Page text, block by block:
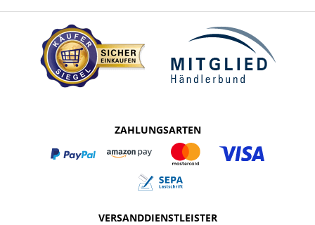
ZAHLUNGSARTEN
VERSANDDIENSTLEISTER